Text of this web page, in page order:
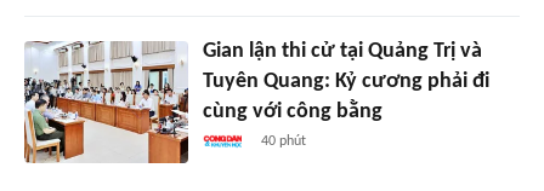
Gian lận thi cử tại Quảng Trị và
Tuyên Quang: Kỷ cương phải đi
cùng với công bằng
40 phút